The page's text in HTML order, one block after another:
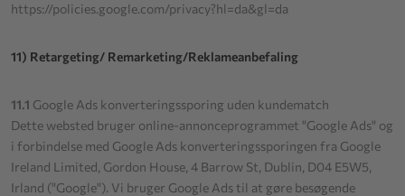
https://policies.google.com/privacy?hl=da&gl=da
11) Retargeting/ Remarketing/Reklameanbefaling
11.1 Google Ads konverteringssporing uden kundematch
Dette websted bruger online-annonceprogrammet "Google Ads" og
i forbindelse med Google Ads konverteringssporingen fra Google
Ireland Limited, Gordon House, 4 Barrow St, Dublin, D04 E5W5,
Irland ("Google"). Vi bruger Google Ads til at gøre besøgende